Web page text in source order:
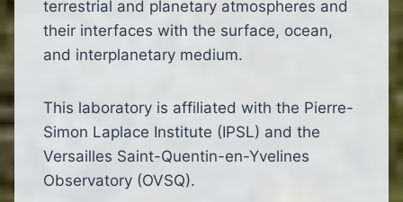
terrestrial and planetary atmospheres and
their interfaces with the surface, ocean,
and interplanetary medium.
This laboratory is affiliated with the Pierre-
Simon Laplace Institute (IPSL) and the
Versailles Saint-Quentin-en-Yvelines
Observatory (OVSQ).